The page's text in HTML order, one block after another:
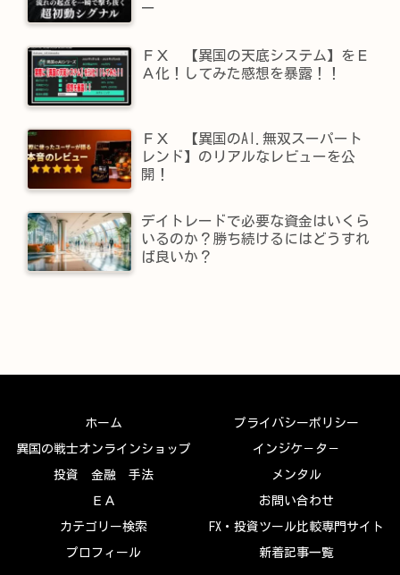
ー
ＦＸ 【異国の天底システム】をＥ
Ａ化！してみた感想を暴露！！
ＦＸ 【異国のAI.無双スーパート
レンド】​のリアルなレビューを公
開！
デイトレードで必要な資金はいくら
いるのか？勝ち続けるにはどうすれ
ば良いか？
ホーム プライバシーポリシー
異国の戦士オンラインショップ インジケ－タ－
投資 金融 手法 メンタル
ＥＡ お問い合わせ
カテゴリー検索 FX・投資ツール比較専門サイト
プロフィール 新着記事一覧